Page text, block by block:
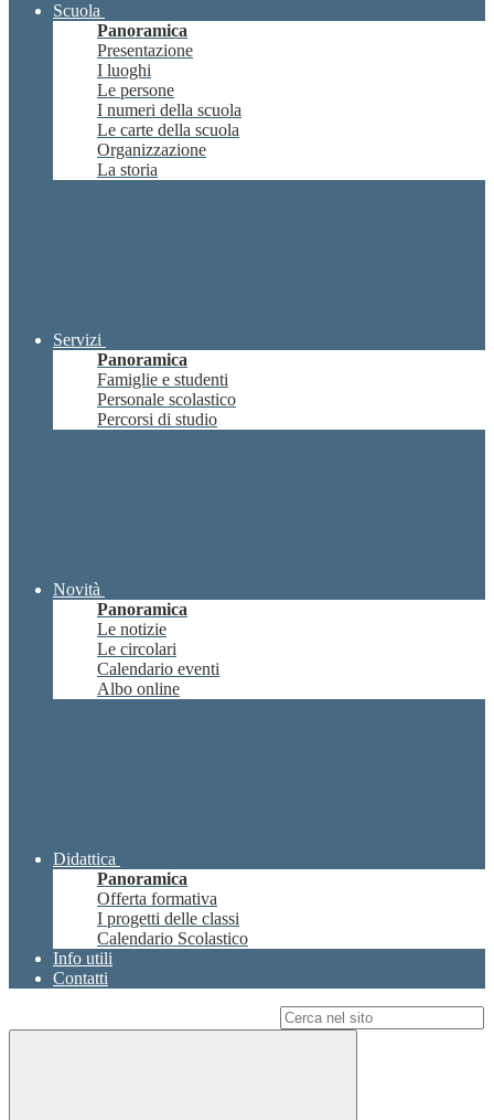
Scuola
Panoramica
Presentazione
I luoghi
Le persone
I numeri della scuola
Le carte della scuola
Organizzazione
La storia
Servizi
Panoramica
Famiglie e studenti
Personale scolastico
Percorsi di studio
Novità
Panoramica
Le notizie
Le circolari
Calendario eventi
Albo online
Didattica
Panoramica
Offerta formativa
I progetti delle classi
Calendario Scolastico
Info utili
Contatti